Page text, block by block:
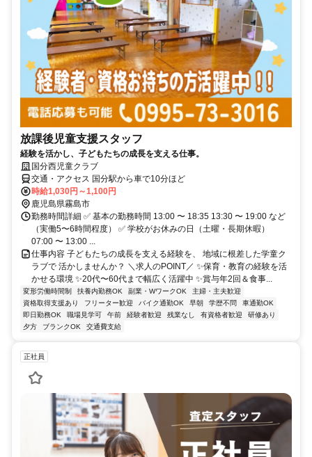
放課後児童支援スタッフ
経験を活かし、子どもたちの成長を支える仕事。
国分西児童クラブ
交通・アクセス 国分駅から車で10分ほど
時給1,030円～1,100円
鹿児島県霧島市
勤務時間詳細 ✅ 基本の勤務時間 13:00 〜 18:35 13:30 〜 19:00 など
（実働5〜6時間程度） ✅ 学校がお休みの日（土曜・長期休暇）
07:00 〜 13:00 ...
仕事内容 子どもたちの成長を支える経験を、 地域に根差した学童ク
ラブで 活かしませんか？ ＼求人のPOINT／ ✨保育・教育の経験を活
かせる環境 ✨20代〜60代まで幅広く活躍中 ✨賞与年2回＆食事...
変形労働時間制 扶養内勤務OK 副業・WワークOK
主婦・主夫歓迎
資格取得支援あり
フリーター歓迎 バイク通勤OK 早朝 学歴不問
車通勤OK
即日勤務OK
職場見学可 午前 経験者歓迎 残業なし 有資格者歓迎
研修あり
夕方
ブランクOK 交通費支給
正社員